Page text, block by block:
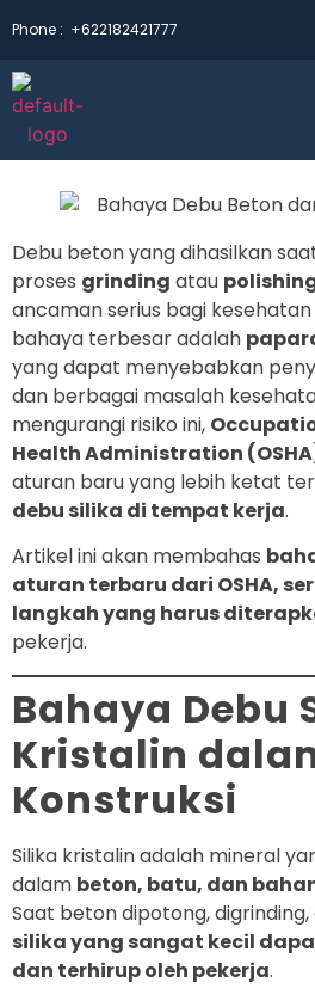
Phone : +622182421777
Debu beton yang dihasilkan
proses grinding atau
ancaman serius bagi
bahaya terbesar adalah
yang dapat menyebabkan
dan berbagai masalah
mengurangi risiko ini,
Health Administration
aturan baru yang lebih ketat
debu silika di tempat kerja.
Artikel ini akan membahas
aturan terbaru dari OSHA,
langkah yang harus
pekerja.
Bahaya Debu
Kristalin
Konstruksi
Silika kristalin adalah mineral
dalam beton, batu, dan
Saat beton dipotong, digrinding,
silika yang sangat kecil
dan terhirup oleh pekerja.